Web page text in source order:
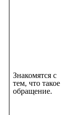
Знакомятся с
тем, что такое
обращение.